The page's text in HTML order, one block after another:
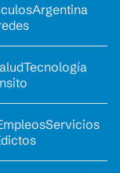
Argentina
Tecnología
Servicios